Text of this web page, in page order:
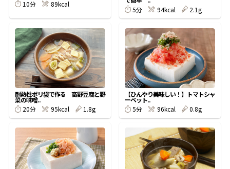
旨さ、別格。だし屋の鍋 韓福善シリーズ
主菜レシピ
汁物レシピ
時短レシピ
おいしいレシピを商品から探す
かつお節レシピ
かつお節の削り方
かつお節・だしをもっと知る
ヤマキ かつお節プラス®
かつお節・だしを楽しむ
だしコミュ
- 百年対話
- ヤマキ かつお節プラス®
採用情報
- ジョブリターン制
ヤマキお客様相談室
オンラインショップ
コミュニティサイト
Global
10分
89kcal
5分
94kcal 2.1g
耐熱性ポリ袋で作る 高野豆腐と野
菜の味噌..
20分
95kcal 1.8g
【ひんやり美味しい！】トマトシャ
ーベット..
5分
96kcal 0.8g